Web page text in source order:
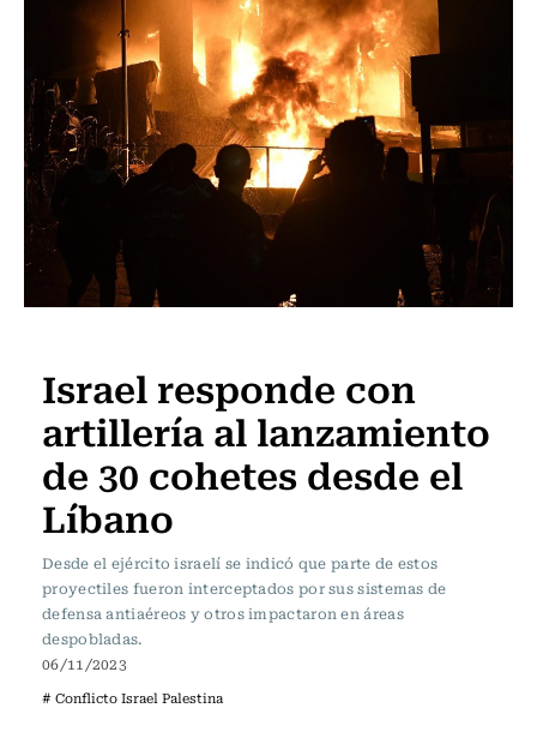
Israel responde con
artillería al lanzamiento
de 30 cohetes desde el
Líbano
Desde el ejército israelí se indicó que parte de estos
proyectiles fueron interceptados por sus sistemas de
defensa antiaéreos y otros impactaron en áreas
despobladas.
06/11/2023
# Conflicto Israel Palestina